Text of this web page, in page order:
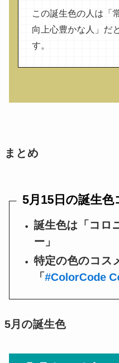
この誕生色の人は「
向上心豊かな人」だ
す。
まとめ
5月15日の誕生色
誕生色は「コロ
ー」
特定の色のコス
「#ColorCode
5月の誕生色